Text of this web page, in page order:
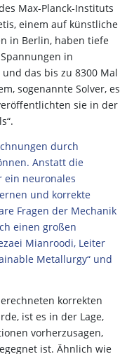
Max-Planck-Instituts
einem auf künstliche
in Berlin, haben tiefe
in
das bis zu 8300 Mal
sogenannte Solver, es
sie in der
durch
Anstatt die
ein neuronales
und korrekte
Fragen der Mechanik
einen großen
Mianroodi, Leiter
Metallurgy“ und
korrekten
ist es in der Lage,
vorherzusagen,
ist. Ähnlich wie